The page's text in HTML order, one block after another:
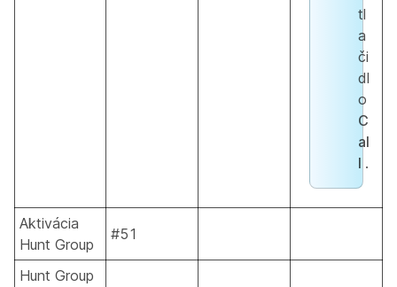
tl
a
či
dl
o
C
al
l .
Aktivácia
Hunt Group
#51
Hunt Group